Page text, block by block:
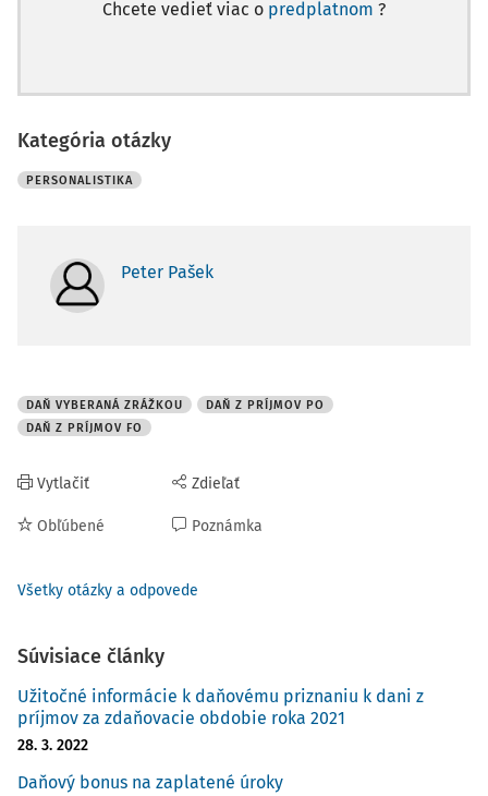
Chcete vedieť viac o predplatnom ?
Kategória otázky
PERSONALISTIKA
Peter Pašek
DAŇ VYBERANÁ ZRÁŽKOU
DAŇ Z PRÍJMOV PO
DAŇ Z PRÍJMOV FO
Vytlačiť
Obľúbené
Zdieľať
Poznámka
Všetky otázky a odpovede
Súvisiace články
Užitočné informácie k daňovému priznaniu k dani z
príjmov za zdaňovacie obdobie roka 2021
28. 3. 2022
Daňový bonus na zaplatené úroky